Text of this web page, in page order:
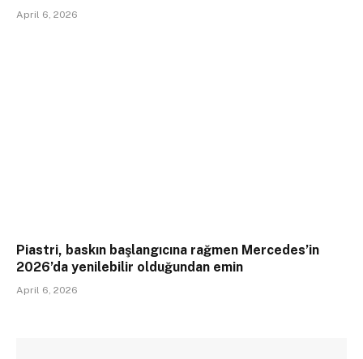
April 6, 2026
Piastri, baskın başlangıcına rağmen Mercedes’in
2026’da yenilebilir olduğundan emin
April 6, 2026